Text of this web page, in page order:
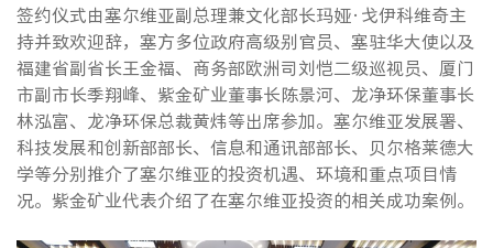
签约仪式由塞尔维亚副总理兼文化部长玛娅·戈伊科维奇主
持并致欢迎辞，塞方多位政府高级别官员、塞驻华大使以及
福建省副省长王金福、商务部欧洲司刘恺二级巡视员、厦门
市副市长季翔峰、紫金矿业董事长陈景河、龙净环保董事长
林泓富、龙净环保总裁黄炜等出席参加。塞尔维亚发展署、
科技发展和创新部部长、信息和通讯部部长、贝尔格莱德大
学等分别推介了塞尔维亚的投资机遇、环境和重点项目情
况。紫金矿业代表介绍了在塞尔维亚投资的相关成功案例。